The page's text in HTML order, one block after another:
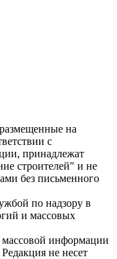
на
с
принадлежат
строителей" и не
без письменного
по надзору в
и массовых
массовой информации
не несет